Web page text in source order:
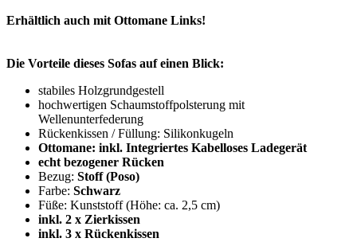
Erhältlich auch mit Ottomane Links!
Die Vorteile dieses Sofas auf einen Blick:
stabiles Holzgrundgestell
hochwertigen Schaumstoffpolsterung mit
Wellenunterfederung
Rückenkissen / Füllung: Silikonkugeln
Ottomane: inkl. Integriertes Kabelloses Ladegerät
echt bezogener Rücken
Bezug: Stoff (Poso)
Farbe: Schwarz
Füße: Kunststoff (Höhe: ca. 2,5 cm)
inkl. 2 x Zierkissen
inkl. 3 x Rückenkissen